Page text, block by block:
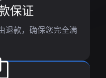
保证
退款，确保您完全满